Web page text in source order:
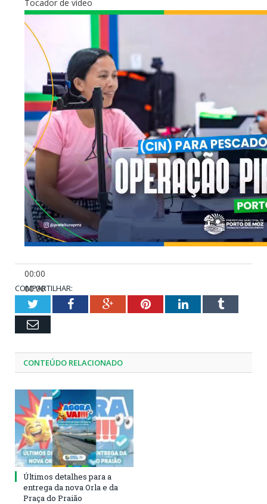
Tocador de vídeo
00:00
00:00
01:27
COMPARTILHAR:
TwitterFacebookGoogle+PinterestLinkedInTumblr
Email
CONTEÚDO RELACIONADO
Últimos detalhes para a
entrega da nova Orla e da
Praça do Praião